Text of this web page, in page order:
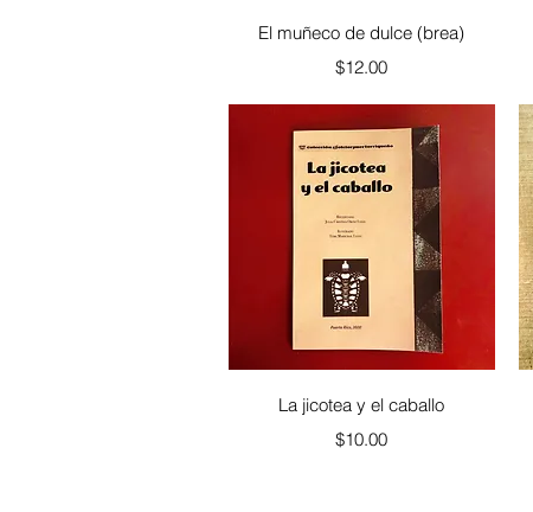
Vista rápida
El muñeco de dulce (brea)
Precio
$12.00
Vista rápida
La jicotea y el caballo
Precio
$10.00